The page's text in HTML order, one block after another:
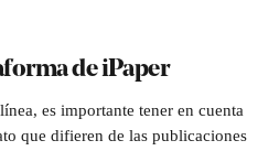
de iPaper
es importante tener en cuenta
que difieren de las publicaciones